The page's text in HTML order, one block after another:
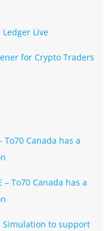
Live
for Crypto Traders
– To70 Canada has a
– To70 Canada has a
Simulation to support